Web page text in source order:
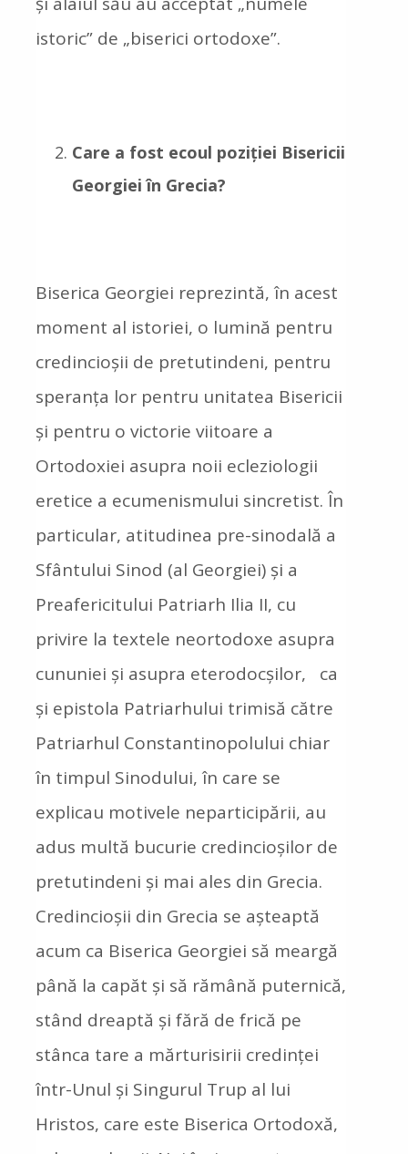
istoric” de „biserici ortodoxe”.
Care a fost ecoul poziției Bisericii
Georgiei în Grecia?
Biserica Georgiei reprezintă, în acest
moment al istoriei, o lumină pentru
credincioșii de pretutindeni, pentru
speranța lor pentru unitatea Bisericii
și pentru o victorie viitoare a
Ortodoxiei asupra noii ecleziologii
eretice a ecumenismului sincretist. În
particular, atitudinea pre-sinodală a
Sfântului Sinod (al Georgiei) și a
Preafericitului Patriarh Ilia II, cu
privire la textele neortodoxe asupra
cununiei și asupra eterodocșilor, ca
și epistola Patriarhului trimisă către
Patriarhul Constantinopolului chiar
în timpul Sinodului, în care se
explicau motivele neparticipării, au
adus multă bucurie credincioșilor de
pretutindeni și mai ales din Grecia.
Credincioșii din Grecia se așteaptă
acum ca Biserica Georgiei să meargă
până la capăt și să rămână puternică,
stând dreaptă și fără de frică pe
stânca tare a mărturisirii credinței
într-Unul și Singurul Trup al lui
Hristos, care este Biserica Ortodoxă,